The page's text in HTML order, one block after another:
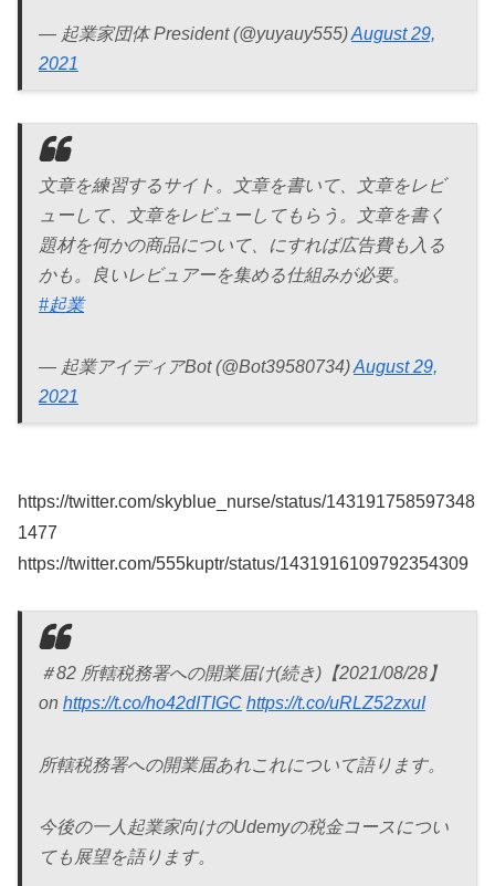
— 起業家団体 President (@yuyauy555)August 29,
2021
文章を練習するサイト。文章を書いて、文章をレビ
ューして、文章をレビューしてもらう。文章を書く
題材を何かの商品について、にすれば広告費も入る
かも。良いレビュアーを集める仕組みが必要。
#起業
— 起業アイディアBot (@Bot39580734)August 29,
2021
https://twitter.com/skyblue_nurse/status/143191758597348
1477
https://twitter.com/555kuptr/status/1431916109792354309
＃82 所轄税務署への開業届け(続き)【2021/08/28】
on https://t.co/ho42dITIGC https://t.co/uRLZ52zxuI
所轄税務署への開業届あれこれについて語ります。
今後の一人起業家向けのUdemyの税金コースについ
ても展望を語ります。